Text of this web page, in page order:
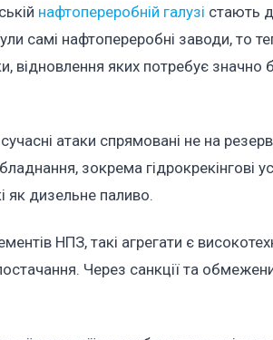
нафтопереробній галузі стають
самі нафтопереробні заводи, то
відновлення яких потребує значно
атаки спрямовані не на
зокрема
як дизельне паливо.
НПЗ, такі агрегати є
Через санкції та